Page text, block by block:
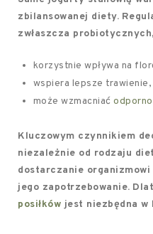
zbilansowanej diety.
zwłaszcza
korzystnie wpływa na
wspiera lepsze trawienie,
może wzmacniać
Kluczowym czynnikiem
niezależnie od rodzaju
dostarczanie
jego zapotrzebowanie.
posiłków jest niezbędna w